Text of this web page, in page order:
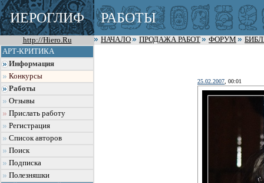
ИЕРОГЛИФ РАБОТЫ
http://Hiero.Ru НАЧАЛО ПРОДАЖА РАБОТ ФОРУМ
АРТ-КРИТИКА
Информация
Конкурсы
Работы
Отзывы
Прислать работу
Регистрация
Список авторов
Поиск
Подписка
Полезняшки
25.02.2007 , 00:01